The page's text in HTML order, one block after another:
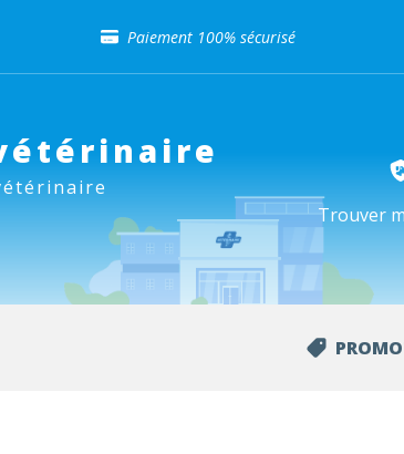
Paiement 100% sécurisé
Paiement 100% sécurisé
Livraison gratuite en clinique vétérinaire
Sélection de croquettes vétérinaireTrouver